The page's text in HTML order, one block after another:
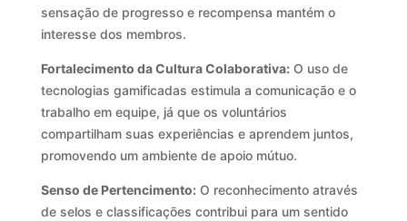
sensação de progresso e recompensa mantém o
interesse dos membros.
Fortalecimento da Cultura Colaborativa:O uso de
tecnologias gamificadas estimula a comunicação e o
trabalho em equipe, já que os voluntários
compartilham suas experiências e aprendem juntos,
promovendo um ambiente de apoio mútuo.
Senso de Pertencimento:O reconhecimento através
de selos e classificações contribui para um sentido